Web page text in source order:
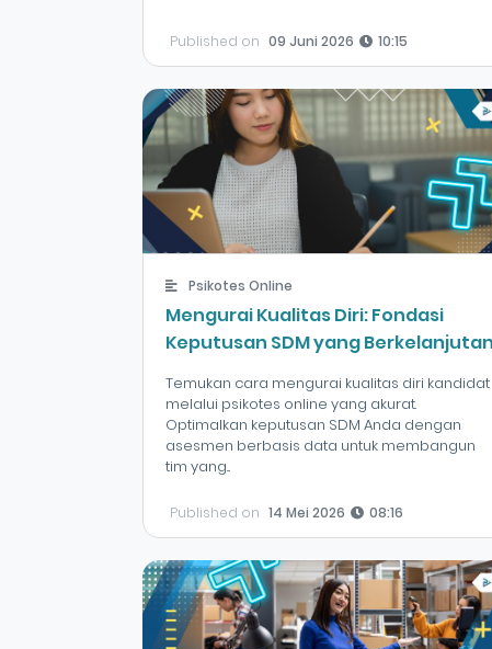
Published on 09 Juni 2026 10:15
Psikotes Online
Mengurai Kualitas Diri: Fondasi
Keputusan SDM yang Berkelanjutan
Temukan cara mengurai kualitas diri kandidat
melalui psikotes online yang akurat.
Optimalkan keputusan SDM Anda dengan
asesmen berbasis data untuk membangun
tim yang...
Published on 14 Mei 2026 08:16